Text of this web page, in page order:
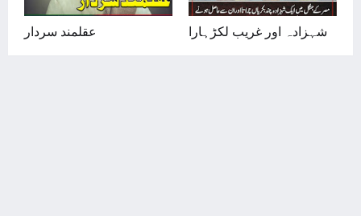
عقلمند سردار شہزادہ اور غریب لکڑہارا